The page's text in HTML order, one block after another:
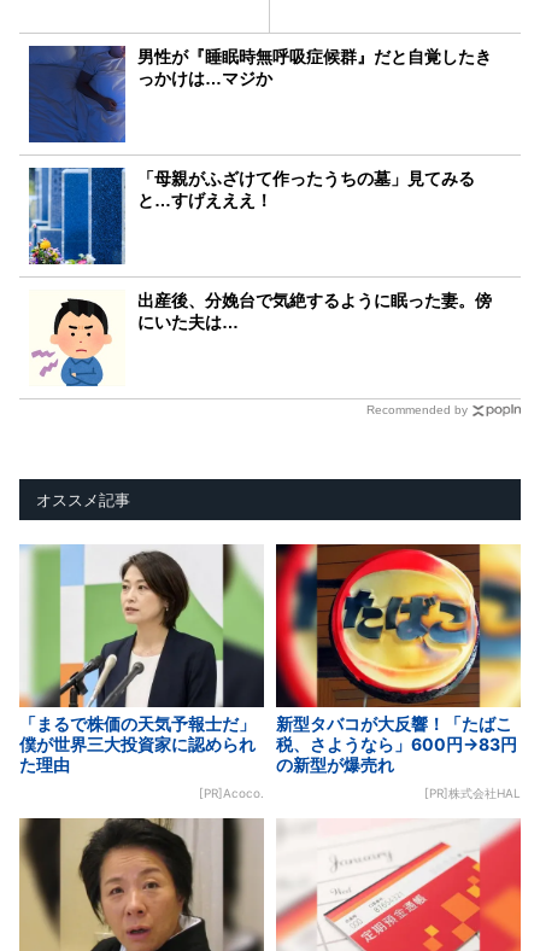
男性が『睡眠時無呼吸症候群』だと自覚したき
っかけは…マジか
「母親がふざけて作ったうちの墓」見てみる
と…すげえええ！
出産後、分娩台で気絶するように眠った妻。傍
にいた夫は…
Recommended by
オススメ記事
「まるで株価の天気予報士だ」
僕が世界三大投資家に認められ
た理由
[PR]Acoco.
新型タバコが大反響！「たばこ
税、さようなら」600円→83円
の新型が爆売れ
[PR]株式会社HAL